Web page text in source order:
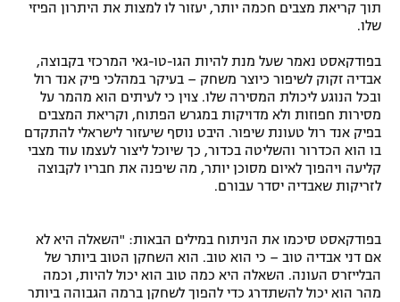
תוך קריאת מצבים חכמה יותר, יעזור לו למצות את היתרון הפיזי
שלו.
בפודקאסט נאמר שעל מנת להיות הגו-טו-גאי המרכזי בקבוצה,
אבדיה זקוק לשיפור כיוצר משחק – בעיקר במהלכי פיק אנד רול
ובכל הנוגע ליכולת המסירה שלו. צוין כי לעיתים הוא מהמר על
מסירות חפוזות ולא מדויקות במגרש הפתוח, וקריאת המצבים
בפיק אנד רול טעונת שיפור. היבט נוסף שיעזור לישראלי להתקדם
בו הוא הכדרור והשליטה בכדור, כך שיוכל ליצור לעצמו עוד מצבי
קליעה ויהפוך לאיום מסוכן יותר, מה שיפנה את חבריו לקבוצה
לזריקות שאבדיה יסדר עבורם.
בפודקאסט סיכמו את הניתוח במילים הבאות: "השאלה היא לא
אם דני אבדיה טוב – כי הוא טוב. הוא השחקן הטוב ביותר של
הבלייזרס העונה. השאלה היא כמה טוב הוא יכול להיות, וכמה
מהר הוא יכול להשתדרג כדי להפוך לשחקן ברמה הגבוהה ביותר